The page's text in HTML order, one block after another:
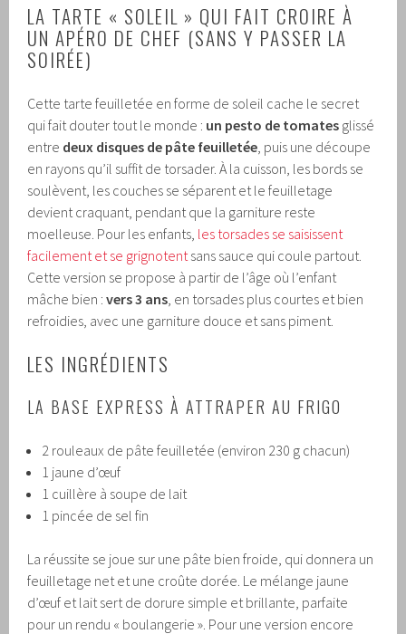
LA TARTE « SOLEIL » QUI FAIT CROIRE À
UN APÉRO DE CHEF (SANS Y PASSER LA
SOIRÉE)
Cette tarte feuilletée en forme de soleil cache le secret
qui fait douter tout le monde : un pesto de tomates glissé
entre deux disques de pâte feuilletée , puis une découpe
en rayons qu’il suffit de torsader. À la cuisson, les bords se
soulèvent, les couches se séparent et le feuilletage
devient craquant, pendant que la garniture reste
moelleuse. Pour les enfants, les torsades se saisissent
facilement et se grignotent sans sauce qui coule partout.
Cette version se propose à partir de l’âge où l’enfant
mâche bien :vers 3 ans , en torsades plus courtes et bien
refroidies, avec une garniture douce et sans piment.
LES INGRÉDIENTS
LA BASE EXPRESS À ATTRAPER AU FRIGO
2 rouleaux de pâte feuilletée (environ 230 g chacun)
1 jaune d’œuf
1 cuillère à soupe de lait
1 pincée de sel fin
La réussite se joue sur une pâte bien froide, qui donnera un
feuilletage net et une croûte dorée. Le mélange jaune
d’œuf et lait sert de dorure simple et brillante, parfaite
pour un rendu « boulangerie ». Pour une version encore